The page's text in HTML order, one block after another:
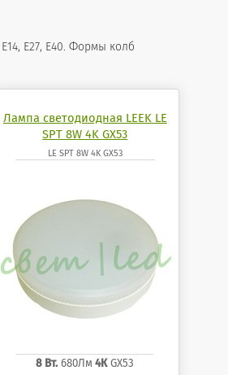
Е27, Е40. Формы колб
Лампа светодиодная LEEK LE
SPT 8W 4K GX53
LE SPT 8W 4K GX53
8 Вт. 680Лм 4КGX53